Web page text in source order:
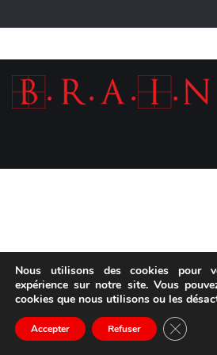
Nous utilisons des cookies pour
expérience sur notre site. Vous
cookies que nous utilisons ou les
Accepter Refuser Fermer